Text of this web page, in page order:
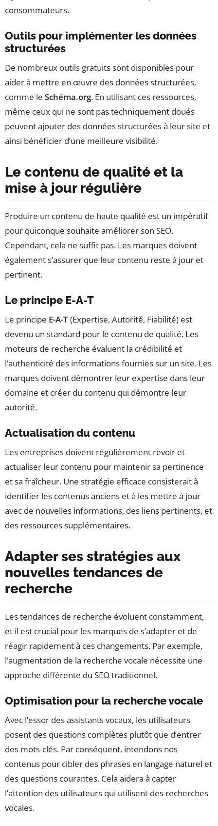
consommateurs.
Outils pour implémenter les données
structurées
De nombreux outils gratuits sont disponibles pour
aider à mettre en œuvre des données structurées,
comme le Schéma.org. En utilisant ces ressources,
même ceux qui ne sont pas techniquement doués
peuvent ajouter des données structurées à leur site et
ainsi bénéficier d’une meilleure visibilité.
Le contenu de qualité et la
mise à jour régulière
Produire un contenu de haute qualité est un impératif
pour quiconque souhaite améliorer son SEO.
Cependant, cela ne suffit pas. Les marques doivent
également s’assurer que leur contenu reste à jour et
pertinent.
Le principe E-A-T
Le principe E-A-T(Expertise, Autorité, Fiabilité) est
devenu un standard pour le contenu de qualité. Les
moteurs de recherche évaluent la crédibilité et
l’authenticité des informations fournies sur un site. Les
marques doivent démontrer leur expertise dans leur
domaine et créer du contenu qui démontre leur
autorité.
Actualisation du contenu
Les entreprises doivent régulièrement revoir et
actualiser leur contenu pour maintenir sa pertinence
et sa fraîcheur. Une stratégie efficace consisterait à
identifier les contenus anciens et à les mettre à jour
avec de nouvelles informations, des liens pertinents, et
des ressources supplémentaires.
Adapter ses stratégies aux
nouvelles tendances de
recherche
Les tendances de recherche évoluent constamment,
et il est crucial pour les marques de s’adapter et de
réagir rapidement à ces changements. Par exemple,
l’augmentation de la recherche vocale nécessite une
approche différente du SEO traditionnel.
Optimisation pour la recherche vocale
Avec l’essor des assistants vocaux, les utilisateurs
posent des questions complètes plutôt que d’entrer
des mots-clés. Par conséquent, intendons nos
contenus pour cibler des phrases en langage naturel et
des questions courantes. Cela aidera à capter
l’attention des utilisateurs qui utilisent des recherches
vocales.